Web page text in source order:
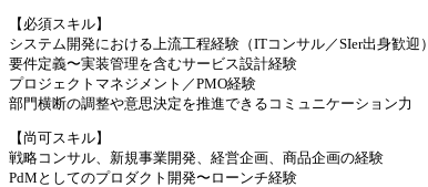
【必須スキル】
システム開発における上流工程経験（ITコンサル／SIer出身歓迎）
要件定義〜実装管理を含むサービス設計経験
プロジェクトマネジメント／PMO経験
部門横断の調整や意思決定を推進できるコミュニケーション力
【尚可スキル】
戦略コンサル、新規事業開発、経営企画、商品企画の経験
PdMとしてのプロダクト開発〜ローンチ経験